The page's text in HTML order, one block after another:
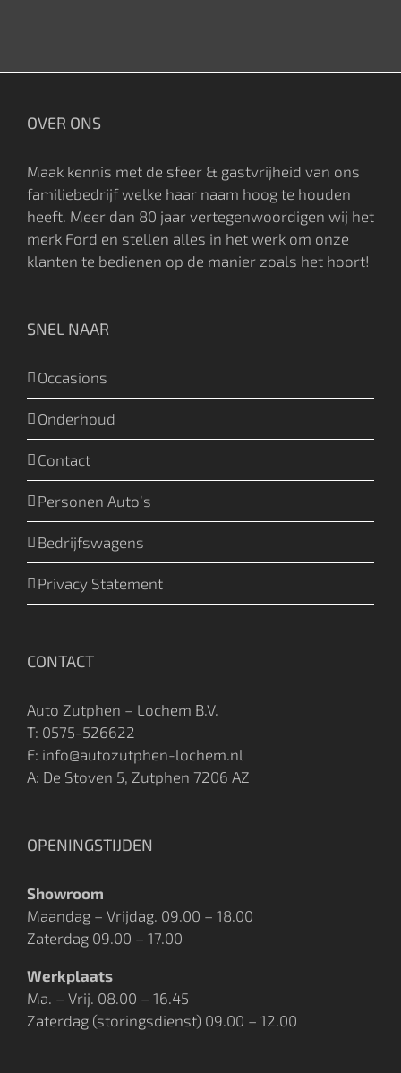
OVER ONS
Maak kennis met de sfeer & gastvrijheid van ons
familiebedrijf welke haar naam hoog te houden
heeft. Meer dan 80 jaar vertegenwoordigen wij het
merk Ford en stellen alles in het werk om onze
klanten te bedienen op de manier zoals het hoort!
SNEL NAAR
Occasions
Onderhoud
Contact
Personen Auto’s
Bedrijfswagens
Privacy Statement
CONTACT
Auto Zutphen – Lochem B.V.
T: 0575-526622
E: info@autozutphen-lochem.nl
A: De Stoven 5, Zutphen 7206 AZ
OPENINGSTIJDEN
Showroom
Maandag – Vrijdag. 09.00 – 18.00
Zaterdag 09.00 – 17.00
Werkplaats
Ma. – Vrij. 08.00 – 16.45
Zaterdag (storingsdienst) 09.00 – 12.00